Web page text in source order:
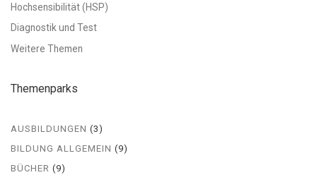
Hochsensibilität (HSP)
Diagnostik und Test
Weitere Themen
Themenparks
AUSBILDUNGEN (3)
BILDUNG ALLGEMEIN (9)
BÜCHER (9)